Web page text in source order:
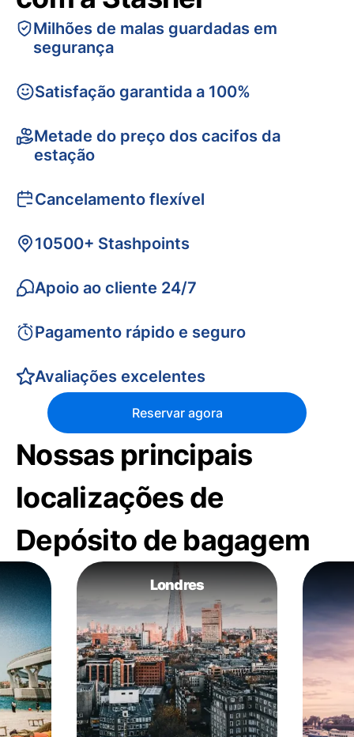
Milhões de malas guardadas em
segurança
Satisfação garantida a 100%
Metade do preço dos cacifos da
estação
Cancelamento flexível
10500+ Stashpoints
Apoio ao cliente 24/7
Pagamento rápido e seguro
Avaliações excelentes
Reservar agora
Nossas principais
localizações de
Depósito de bagagem
Londres